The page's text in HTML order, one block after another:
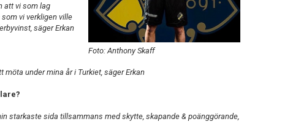
Foto: Anthony Skaff
att vi som lag
vi verkligen ville
säger Erkan
under mina år i Turkiet, säger Erkan
starkaste sida tillsammans med skytte, skapande & poänggörande,